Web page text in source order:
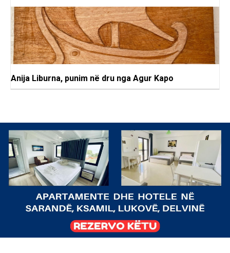
Anija Liburna, punim në dru nga Agur Kapo